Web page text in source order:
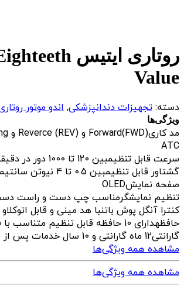
Value
دسته: تجهیزات دندانپزشکی, اندو موتور
ویژگی‌ها
مد کاری
ATC
سرعت قابل تنظیمبین 120 تا 1000 دور در دقیقه
گشتاور قابل تنظیمبین 0.5 تا 4 نیوتن سانتیمتر
صفحه نمایشOLED
تنظیم نمایشگرمناسب چپ دست و راست
کنترا آنگل پوش باتنبا هد مینی و قابل اتوکلاو
حافظهدارای 10 حافظه قابل تنظیم متناسب با فایل روتاری
گارانتی12 ماه گارانتی و 10 سال خدمات پس از فروش
مشاهده همه ویژگی‌ها
مشاهده همه ویژگی‌ها